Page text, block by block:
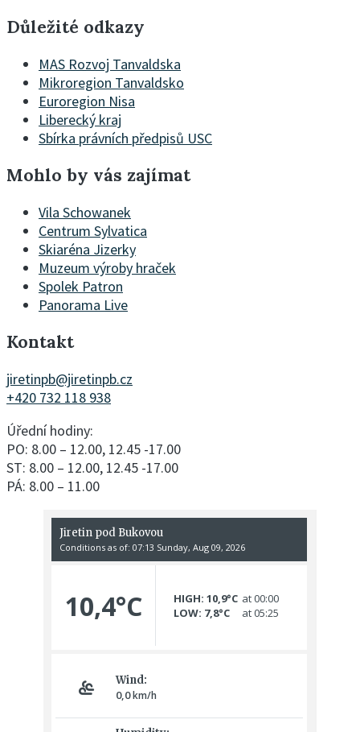
Důležité odkazy
MAS Rozvoj Tanvaldska
Mikroregion Tanvaldsko
Euroregion Nisa
Liberecký kraj
Sbírka právních předpisů USC
Mohlo by vás zajímat
Vila Schowanek
Centrum Sylvatica
Skiaréna Jizerky
Muzeum výroby hraček
Spolek Patron
Panorama Live
Kontakt
jiretinpb@jiretinpb.cz
+420 732 118 938
Úřední hodiny:
PO: 8.00 – 12.00, 12.45 -17.00
ST: 8.00 – 12.00, 12.45 -17.00
PÁ: 8.00 – 11.00